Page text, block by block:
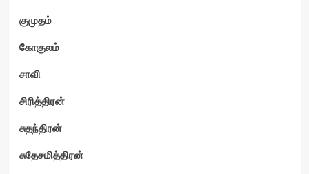
குமுதம்
கோகுலம்
சாவி
சிரித்திரன்
சுதந்திரன்
சுதேசமித்திரன்